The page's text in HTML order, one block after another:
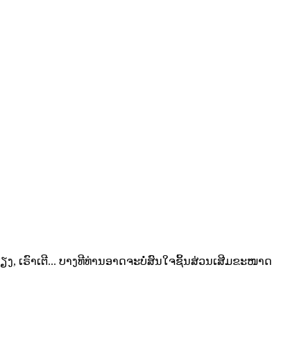
, ເຣົາເຕີ... ບາງທີທ່ານອາດຈະບໍ່ສົນໃຈຊິ້ນສ່ວນເສີມຂະໜາດ